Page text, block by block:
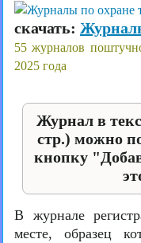
скачать:
55 журналов
2025 года
Журнал в
стр.) можно
кнопку
В журнале
месте, образец